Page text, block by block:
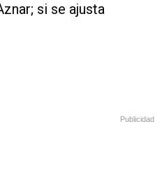
si se ajusta
Publicidad